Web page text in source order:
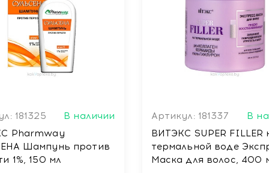
181325
В наличии
Pharmway
Шампунь против
1%, 150 мл
Артикул: 181337
В
ВИТЭКС SUPER FILLER
термальной воде
Маска для волос, 400